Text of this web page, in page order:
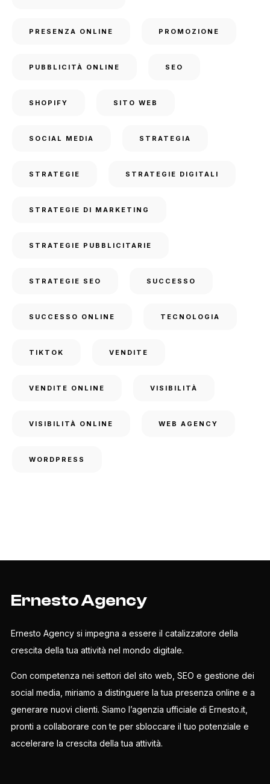
PRESENZA ONLINE PROMOZIONE
PUBBLICITÀ ONLINE SEO
SHOPIFY SITO WEB
SOCIAL MEDIA STRATEGIA
STRATEGIE STRATEGIE DIGITALI
STRATEGIE DI MARKETING
STRATEGIE PUBBLICITARIE
STRATEGIE SEO SUCCESSO
SUCCESSO ONLINE TECNOLOGIA
TIKTOK VENDITE
VENDITE ONLINE VISIBILITÀ
VISIBILITÀ ONLINE WEB AGENCY
WORDPRESS
Ernesto Agency
Ernesto Agency si impegna a essere il catalizzatore della
crescita della tua attività nel mondo digitale.
Con competenza nei settori del sito web, SEO e gestione dei
social media, miriamo a distinguere la tua presenza online e a
generare nuovi clienti. Siamo l’agenzia ufficiale di Ernesto.it,
pronti a collaborare con te per sbloccare il tuo potenziale e
accelerare la crescita della tua attività.